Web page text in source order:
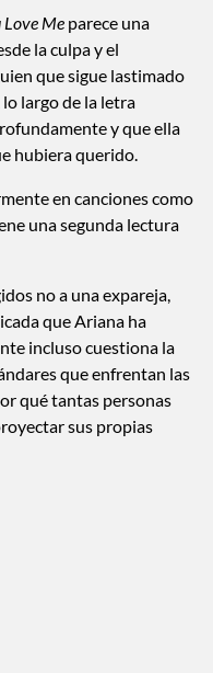
Love Me parece una
la culpa y el
que sigue lastimado
largo de la letra
y que ella
hubiera querido.
en canciones como
una segunda lectura
no a una expareja,
que Ariana ha
incluso cuestiona la
que enfrentan las
qué tantas personas
sus propias